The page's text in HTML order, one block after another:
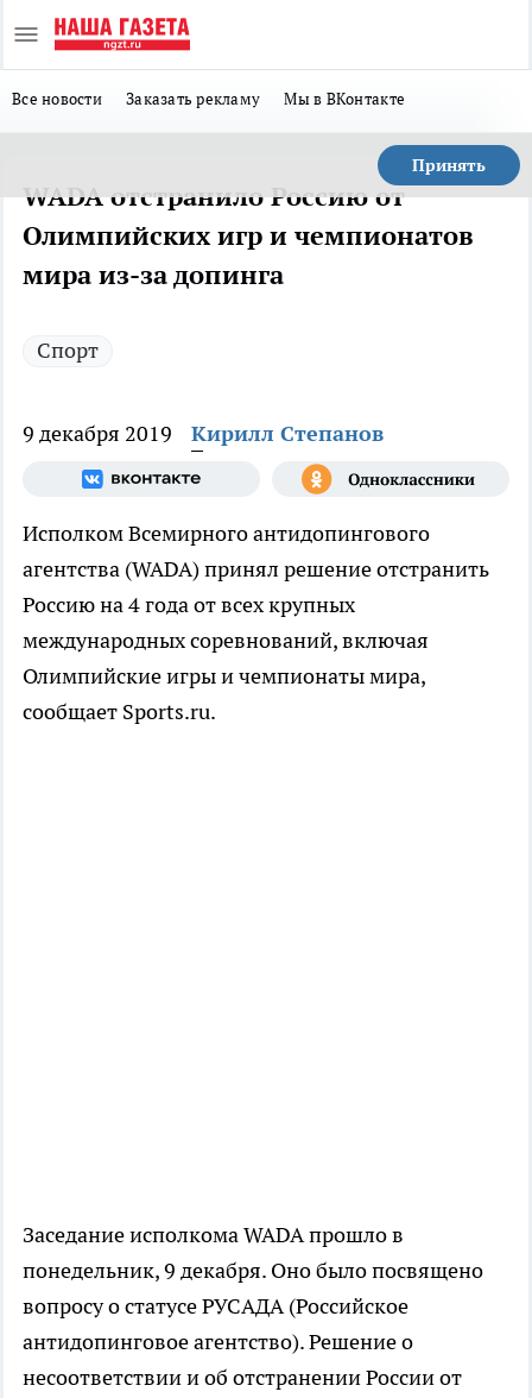
Все новости Заказать рекламу Мы в ВКонтакте
Принять
WADA отстранило Россию от
Олимпийских игр и чемпионатов
мира из-за допинга
Спорт
9 декабря 2019 Кирилл Степанов
Исполком Всемирного антидопингового
агентства (WADA) принял решение отстранить
Россию на 4 года от всех крупных
международных соревнований, включая
Олимпийские игры и чемпионаты мира,
сообщает Sports.ru.
Заседание исполкома WADA прошло в
понедельник, 9 декабря. Оно было посвящено
вопросу о статусе РУСАДА (Российское
антидопинговое агентство). Решение о
несоответствии и об отстранении России от